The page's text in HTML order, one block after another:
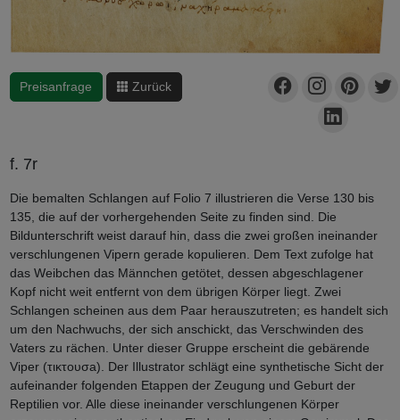
Preisanfrage Zurück
f. 7r
Die bemalten Schlangen auf Folio 7 illustrieren die Verse 130 bis
135, die auf der vorhergehenden Seite zu finden sind. Die
Bildunterschrift weist darauf hin, dass die zwei großen ineinander
verschlungenen Vipern gerade kopulieren. Dem Text zufolge hat
das Weibchen das Männchen getötet, dessen abgeschlagener
Kopf nicht weit entfernt von dem übrigen Körper liegt. Zwei
Schlangen scheinen aus dem Paar herauszutreten; es handelt sich
um den Nachwuchs, der sich anschickt, das Verschwinden des
Vaters zu rächen. Unter dieser Gruppe erscheint die gebärende
Viper (τικτoυσa). Der Illustrator schlägt eine synthetische Sicht der
aufeinander folgenden Etappen der Zeugung und Geburt der
Reptilien vor. Alle diese ineinander verschlungenen Körper